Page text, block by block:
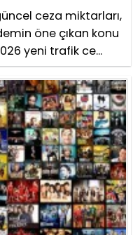
ceza miktarları,
öne çıkan konu
yeni trafik ce...